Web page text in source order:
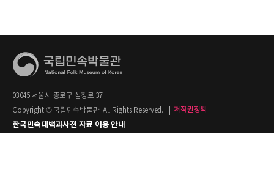
03045 서울시 종로구 삼청로 37
Copyright © 국립민속박물관. All Rights Reserved.
저작권정책
한국민속대백과사전 자료 이용 안내